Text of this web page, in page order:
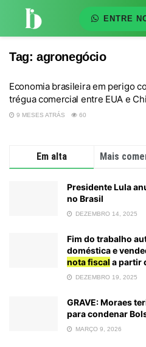
ENTRE
Tag: agronegócio
Economia brasileira em perigo
trégua comercial entre EUA e
9 MESES ATRÁS 60
Em alta Mais
Presidente Lula
no Brasil
DEZEMBRO 14, 2025
Fim do trabalho
doméstica e
nota fiscal a partir
DEZEMBRO 19, 2025
GRAVE: Moraes
para condenar
MARÇO 9, 2026